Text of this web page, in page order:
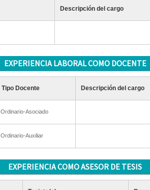
Descripción del cargo
EXPERIENCIA LABORAL COMO DOCENTE
Tipo Docente Descripción del cargo
Ordinario-Asociado
Ordinario-Auxiliar
EXPERIENCIA COMO ASESOR DE TESIS